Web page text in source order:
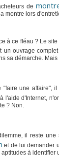
de
montre lors
à ce fléau ? Le
un ouvrage
sa démarche.
"faire une affaire",
l'aide d'Internet,
? Non.
il reste
et de lui demander
à identifier